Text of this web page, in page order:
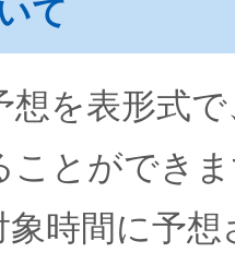
て
想を表形式
ことができ
象時間に予